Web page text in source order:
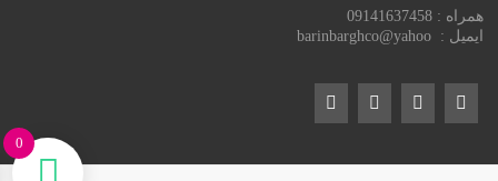
همراه : 09141637458
ایمیل : barinbarghco@yahoo
0